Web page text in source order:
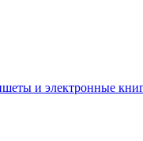
и электронные